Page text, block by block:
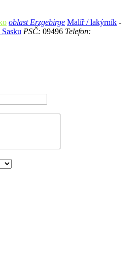
oblast Erzgebirge Malíř / lakýrník -
PSČ: 09496 Telefon: